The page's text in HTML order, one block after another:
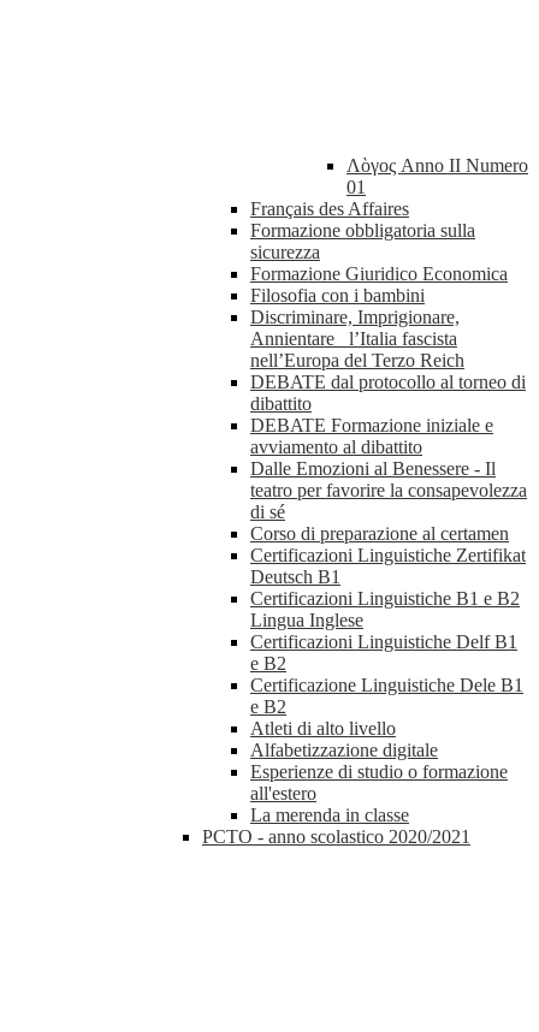
Λὸγος Anno II Numero
01
Français des Affaires
Formazione obbligatoria sulla
sicurezza
Formazione Giuridico Economica
Filosofia con i bambini
Discriminare, Imprigionare,
Annientare_ l’Italia fascista
nell’Europa del Terzo Reich
DEBATE dal protocollo al torneo di
dibattito
DEBATE Formazione iniziale e
avviamento al dibattito
Dalle Emozioni al Benessere - Il
teatro per favorire la consapevolezza
di sé
Corso di preparazione al certamen
Certificazioni Linguistiche Zertifikat
Deutsch B1
Certificazioni Linguistiche B1 e B2
Lingua Inglese
Certificazioni Linguistiche Delf B1
e B2
Certificazione Linguistiche Dele B1
e B2
Atleti di alto livello
Alfabetizzazione digitale
Esperienze di studio o formazione
all'estero
La merenda in classe
PCTO - anno scolastico 2020/2021